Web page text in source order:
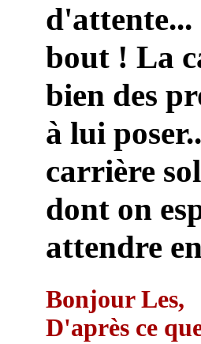
bout ! La
bien des
à lui
carrière
dont on
attendre
Bonjour Les,
D'après ce